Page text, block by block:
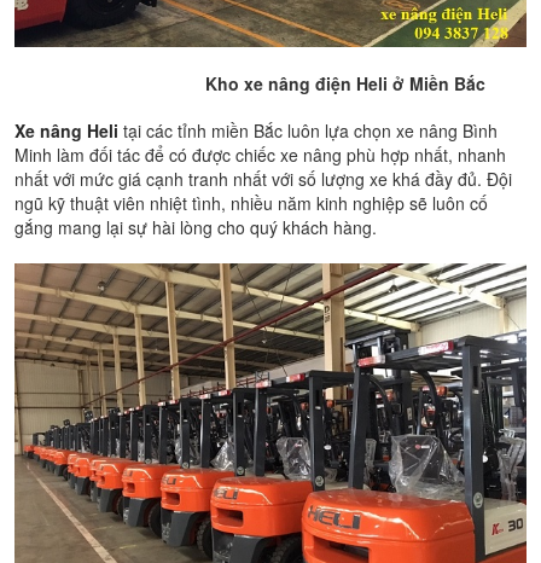
Kho xe nâng điện Heli ở Miền Bắc
Xe nâng Heli tại các tỉnh miền Bắc luôn lựa chọn xe nâng Bình
Minh làm đối tác để có được chiếc xe nâng phù hợp nhất, nhanh
nhất với mức giá cạnh tranh nhất với số lượng xe khá đầy đủ. Đội
ngũ kỹ thuật viên nhiệt tình, nhiều năm kinh nghiệp sẽ luôn cố
gắng mang lại sự hài lòng cho quý khách hàng.